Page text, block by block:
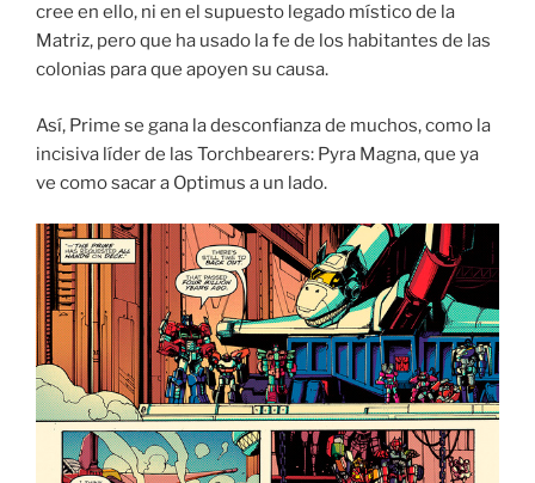
cree en ello, ni en el supuesto legado místico de la
Matriz, pero que ha usado la fe de los habitantes de las
colonias para que apoyen su causa.
Así, Prime se gana la desconfianza de muchos, como la
incisiva líder de las Torchbearers: Pyra Magna, que ya
ve como sacar a Optimus a un lado.